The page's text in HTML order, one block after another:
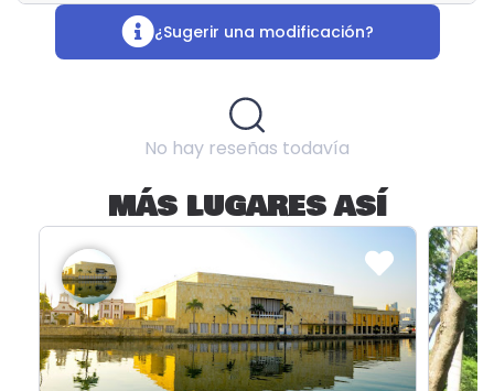
¿Sugerir una modificación?
No hay reseñas todavía
MÁS LUGARES ASÍ